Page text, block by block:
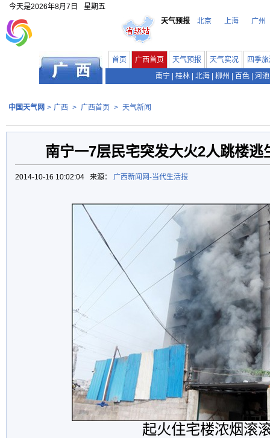
今天是2026年8月7日
星期五
天气预报
北京 上海 广州
首页 广西首页 天气预报 天气实况
四季
南宁
桂林 北海 柳州 百色 河池
中国天气网 > 广西 > 广西首页 > 天气新闻
南宁一7层民宅突发大火2人跳楼逃
2014-10-16 10:02:04 来源： 广西新闻网-当代生活报
起火住宅楼浓烟滚